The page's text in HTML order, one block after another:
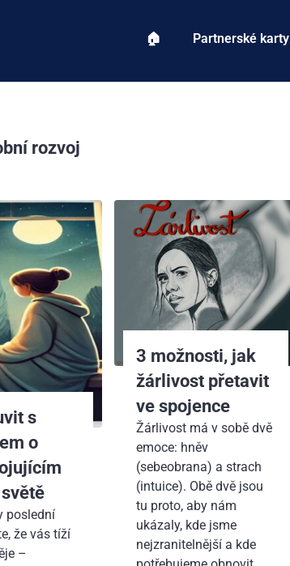
🏠︎ Partnerské karty
rozvoj
s
o
poslední
že vás tíží
–
3 možnosti, jak
žárlivost přetavit
ve spojence
Žárlivost má v sobě dvě
emoce: hněv
(sebeobrana) a strach
(intuice). Obě dvě jsou
tu proto, aby nám
ukázaly, kde jsme
nejzranitelnější a kde